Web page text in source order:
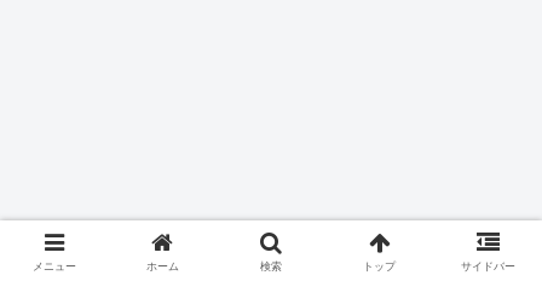
メニュー ホーム 検索 トップ サイドバー